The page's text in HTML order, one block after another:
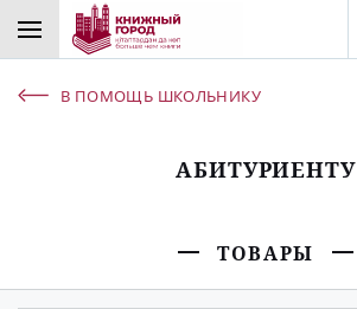
В ПОМОЩЬ ШКОЛЬНИКУ
АБИТУРИЕНТУ
ТОВАРЫ